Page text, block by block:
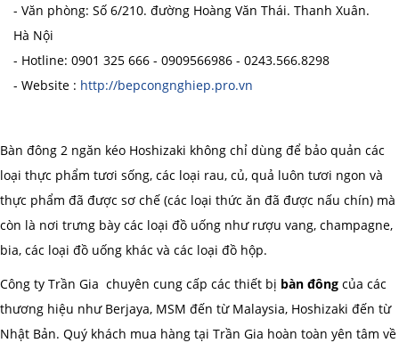
- Văn phòng: Số 6/210. đường Hoàng Văn Thái. Thanh Xuân.
Hà Nội
- Hotline: 0901 325 666 - 0909566986 - 0243.566.8298
- Website : http://bepcongnghiep.pro.vn
Bàn đông 2 ngăn kéo Hoshizaki không chỉ dùng để bảo quản các
loại thực phẩm tươi sống, các loại rau, củ, quả luôn tươi ngon và
thực phẩm đã được sơ chế (các loại thức ăn đã được nấu chín) mà
còn là nơi trưng bày các loại đồ uống như rượu vang, champagne,
bia, các loại đồ uống khác và các loại đồ hộp.
Công ty Trần Gia chuyên cung cấp các thiết bị bàn đông của các
thương hiệu như Berjaya, MSM đến từ Malaysia, Hoshizaki đến từ
Nhật Bản. Quý khách mua hàng tại Trần Gia hoàn toàn yên tâm về